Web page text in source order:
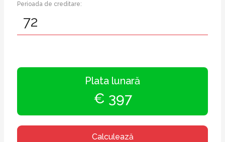
Perioada de creditare:
Plata lunară
€ 397
Calculează